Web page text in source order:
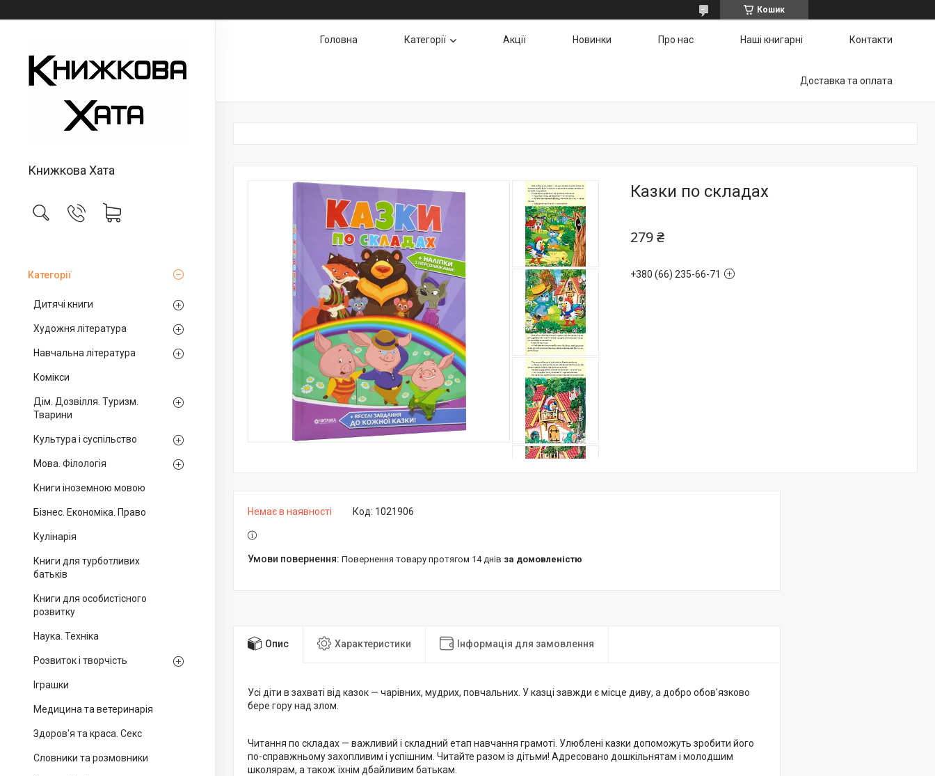
Кошик
Книжкова Хата
Категорії
Дитячі книги
Художня література
Навчальна література
Комікси
Дім. Дозвілля. Туризм.
Тварини
Культура і суспільство
Мова. Філологія
Книги іноземною мовою
Бізнес. Економіка. Право
Кулінарія
Книги для турботливих
батьків
Книги для особистісного
розвитку
Наука. Техніка
Розвиток і творчість
Іграшки
Медицина та ветеринарія
Здоров'я та краса. Секс
Словники та розмовники
Головна Категорії Акції Новинки Про нас Наші книгарні Контакти
Доставка та оплата
Казки по складах
279 ₴
+380 (66) 235-66-71
Немає в наявності Код: 1021906
повернення товару протягом 14 днів за домовленістю
Опис Характеристики Інформація для замовлення
Усі діти в захваті від казок — чарівних, мудрих, повчальних. У казці завжди є місце диву, а добро обов'язково
бере гору над злом.
Читання по складах — важливий і складний етап навчання грамоті. Улюблені казки допоможуть зробити його
по-справжньому захопливим і успішним. Читайте разом із дітьми! Адресовано дошкільнятам і молодшим
школярам, а також їхнім дбайливим батькам.